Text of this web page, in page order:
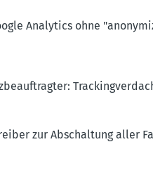
Analytics ohne
zur Abschaltung aller